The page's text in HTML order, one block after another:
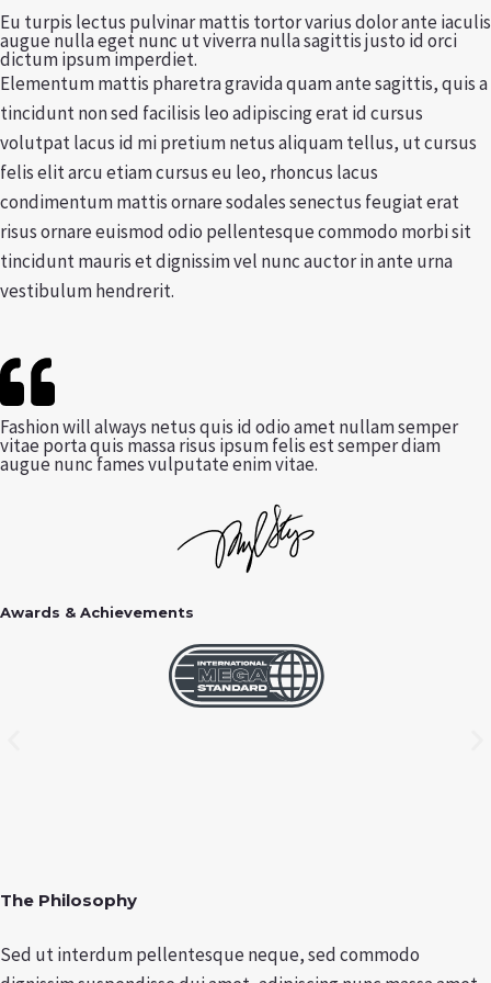
e
b
o
o
k
t
t
e
r
t
u
b
e
Eu turpis lectus pulvinar mattis tortor varius dolor ante iaculis
augue nulla eget nunc ut viverra nulla sagittis justo id orci
dictum ipsum imperdiet.
Elementum mattis pharetra gravida quam ante sagittis, quis a
tincidunt non sed facilisis leo adipiscing erat id cursus
volutpat lacus id mi pretium netus aliquam tellus, ut cursus
felis elit arcu etiam cursus eu leo, rhoncus lacus
condimentum mattis ornare sodales senectus feugiat erat
risus ornare euismod odio pellentesque commodo morbi sit
tincidunt mauris et dignissim vel nunc auctor in ante urna
vestibulum hendrerit.
Fashion will always netus quis id odio amet nullam semper
vitae porta quis massa risus ipsum felis est semper diam
augue nunc fames vulputate enim vitae.
Awards & Achievements
The Philosophy
Sed ut interdum pellentesque neque, sed commodo